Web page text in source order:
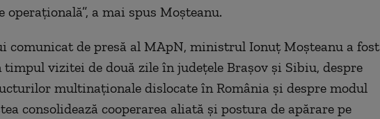
operaţională”, a mai spus Moşteanu.
comunicat de presă al MApN, ministrul Ionuţ Moşteanu a fost
vizitei de două zile în judeţele Braşov şi Sibiu, despre
multinaţionale dislocate în România şi despre modul
consolidează cooperarea aliată şi postura de apărare pe